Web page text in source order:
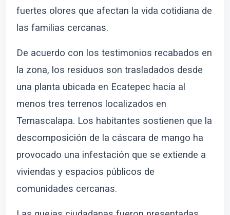
fuertes olores que afectan la vida cotidiana de
las familias cercanas.
De acuerdo con los testimonios recabados en
la zona, los residuos son trasladados desde
una planta ubicada en Ecatepec hacia al
menos tres terrenos localizados en
Temascalapa. Los habitantes sostienen que la
descomposición de la cáscara de mango ha
provocado una infestación que se extiende a
viviendas y espacios públicos de
comunidades cercanas.